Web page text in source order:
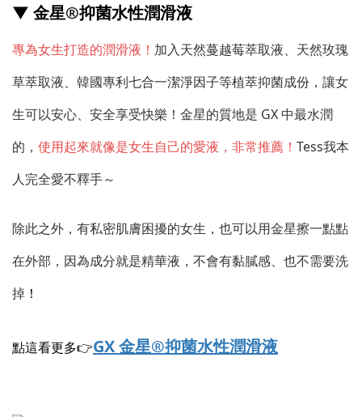
▼ 金星®抑菌水性潤滑液
專為女生打造的潤滑液！ 加入天然蔓越莓萃取液、天然玫瑰
草萃取液、韓國專利七合一潔淨因子等植萃抑菌成份，讓女
生可以安心、安全享受快樂！金星的質地是 GX 中最水潤
的， 使用起來就像是女生自己的愛液，非常推薦！ Tess我本
人完全愛不釋手～
除此之外，有私密肌膚困擾的女生，也可以用金星擦一點點
在外部，因為成分就是精華液，不會有黏膩感、也不需要洗
掉 ！
點這看更多👉GX 金星®抑菌水性潤滑液